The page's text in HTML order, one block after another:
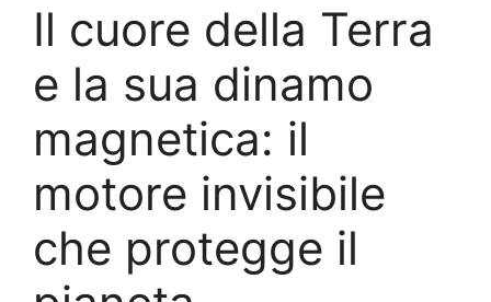
Il cuore della Terra
e la sua dinamo
magnetica: il
motore invisibile
che protegge il